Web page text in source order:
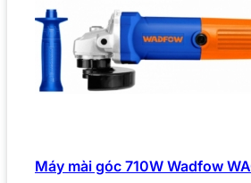
Máy mài góc 710W Wadfow